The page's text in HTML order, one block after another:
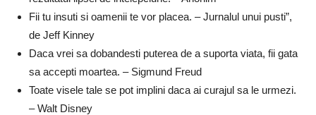
Fii tu insuti si oamenii te vor placea. – Jurnalul unui pusti”,
de Jeff Kinney
Daca vrei sa dobandesti puterea de a suporta viata, fii gata
sa accepti moartea. – Sigmund Freud
Toate visele tale se pot implini daca ai curajul sa le urmezi.
– Walt Disney